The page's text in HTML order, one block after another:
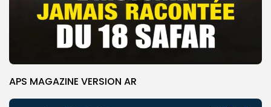
APS MAGAZINE VERSION AR